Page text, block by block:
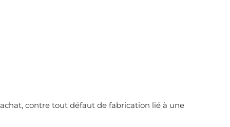
contre tout défaut de fabrication lié à une